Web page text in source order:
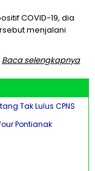
COVID-19, dia
menjalani
Baca selengkapnya
Tak Lulus CPNS
Pontianak